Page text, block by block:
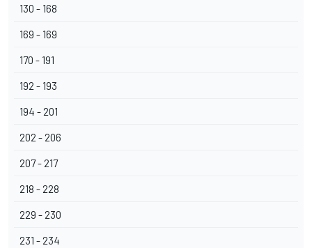
130 - 168
169 - 169
170 - 191
192 - 193
194 - 201
202 - 206
207 - 217
218 - 228
229 - 230
231 - 234